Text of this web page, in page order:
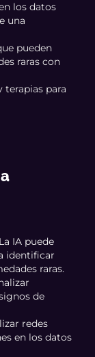
los datos
una
pueden
raras con
para
IA puede
identificar
raras.
de
redes
en los datos